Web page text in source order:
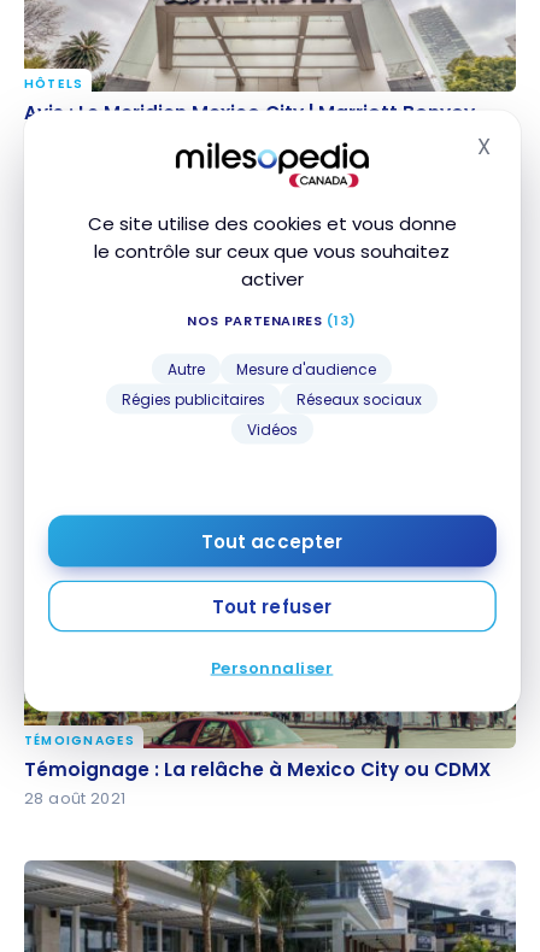
Ce site utilise des cookies et vous donne
le contrôle sur ceux que vous souhaitez
activer
NOS PARTENAIRES (13)
Autre
Mesure d'audience
Régies publicitaires
Réseaux sociaux
Vidéos
Tout accepter
Tout refuser
Personnaliser
X
Avis : Le Meridien Mexico City | Marriott Bonvoy
HÔTELS
Avis : Le Meridien Mexico City | Marriott Bonvoy
Avis : Sheraton Mexico City Maria Isabel Hotel |
Avis : Sheraton Mexico City Maria Isabel Hotel |
Témoignage : La relâche à Mexico City ou CDMX
TÉMOIGNAGES
Témoignage : La relâche à Mexico City ou CDMX
28 août 2021